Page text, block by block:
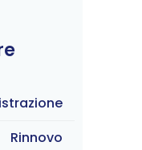
Rinnovo